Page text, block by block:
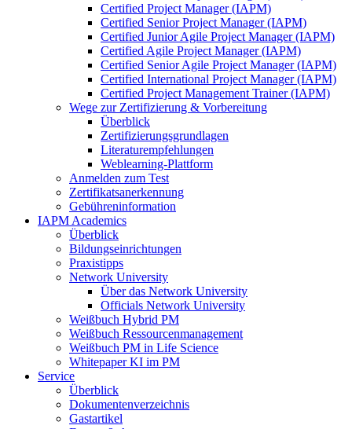
Certified Project Manager (IAPM)
Certified Senior Project Manager (IAPM)
Certified Junior Agile Project Manager (IAPM)
Certified Agile Project Manager (IAPM)
Certified Senior Agile Project Manager (IAPM)
Certified International Project Manager (IAPM)
Certified Project Management Trainer (IAPM)
Wege zur Zertifizierung & Vorbereitung
Überblick
Zertifizierungsgrundlagen
Literaturempfehlungen
Weblearning-Plattform
Anmelden zum Test
Zertifikatsanerkennung
Gebühreninformation
IAPM Academics
Überblick
Bildungseinrichtungen
Praxistipps
Network University
Über das Network University
Officials Network University
Weißbuch Hybrid PM
Weißbuch Ressourcenmanagement
Weißbuch PM in Life Science
Whitepaper KI im PM
Service
Überblick
Dokumentenverzeichnis
Gastartikel